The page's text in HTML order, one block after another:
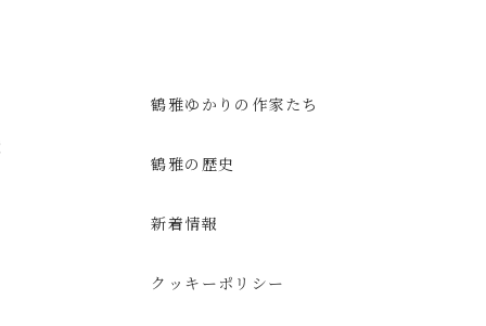
鶴雅ゆかりの作家たち
鶴雅の歴史
新着情報
クッキーポリシー